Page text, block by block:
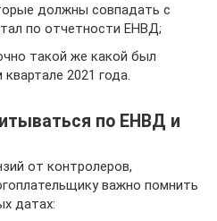
должны совпадать с
по отчетности ЕНВД;
такой же какой был
2021 года.
по ЕНВД и
от контролеров,
важно помнить
датах: